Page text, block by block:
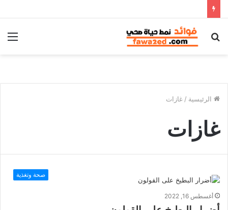
بحث
الرئيسية / غازات
غازات
صحة وتغذية
أغسطس 16, 2022